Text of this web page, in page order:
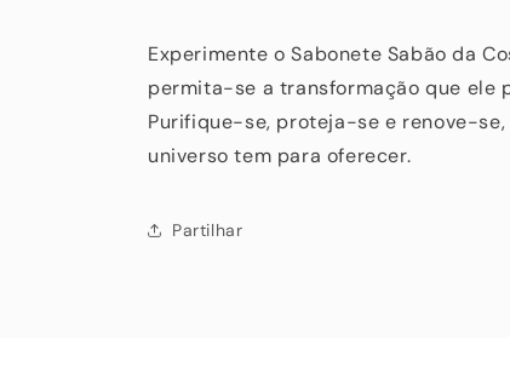
Experimente o Sabonete Sabão da
permita-se a transformação que ele
Purifique-se, proteja-se e renove-
universo tem para oferecer.
Partilhar